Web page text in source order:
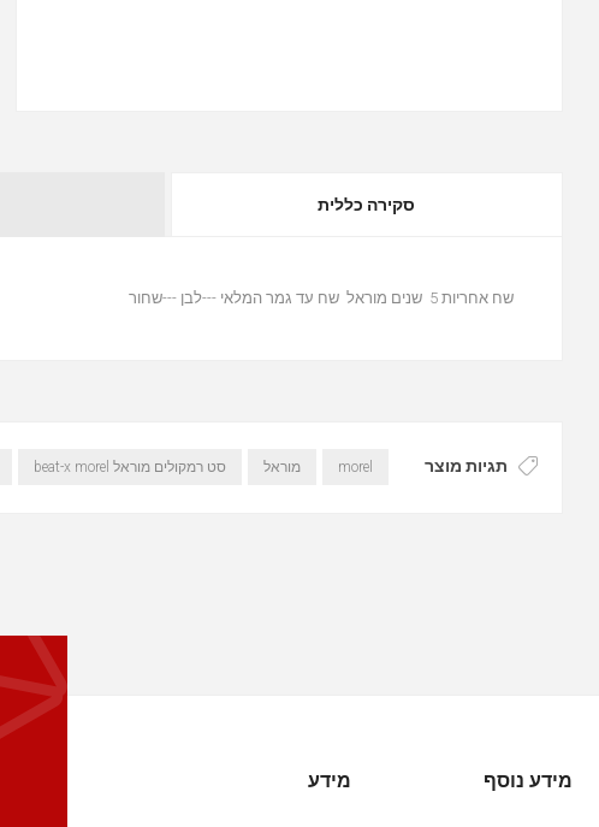
סקירה כללית
שח אחריות 5 שנים מוראל שח עד גמר המלאי ---לבן ---שחור
תגיות מוצר morel מוראל סט רמקולים מוראל beat-x morel
מידע נוסף מידע